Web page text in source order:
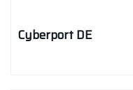
Cyberport DE